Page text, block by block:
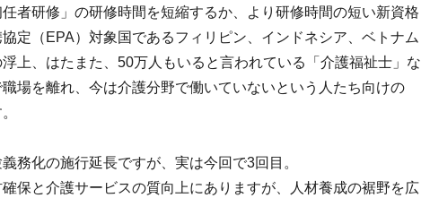
者研修」の研修時間を短縮するか、より研修時間の短い新資格
定（EPA）対象国であるフィリピン、インドネシア、ベトナム
上、はたまた、50万人もいると言われている「介護福祉士」な
場を離れ、今は介護分野で働いていないという人たち向けの
務化の施行延長ですが、実は今回で3回目。
保と介護サービスの質向上にありますが、人材養成の裾野を広